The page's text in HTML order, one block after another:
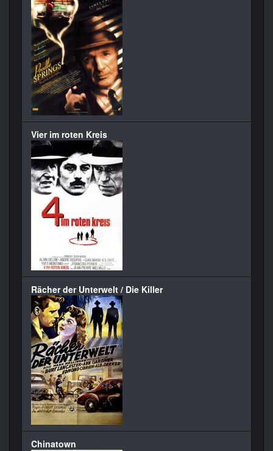
Vier im roten Kreis
Rächer der Unterwelt / Die Killer
Chinatown